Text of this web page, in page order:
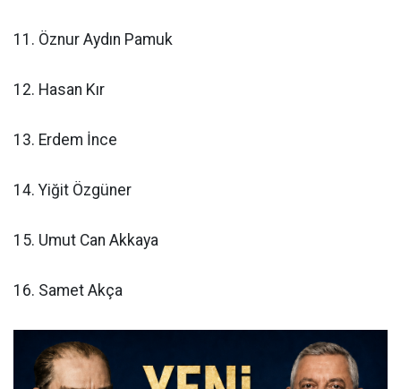
11. Öznur Aydın Pamuk
12. Hasan Kır
13. Erdem İnce
14. Yiğit Özgüner
15. Umut Can Akkaya
16. Samet Akça